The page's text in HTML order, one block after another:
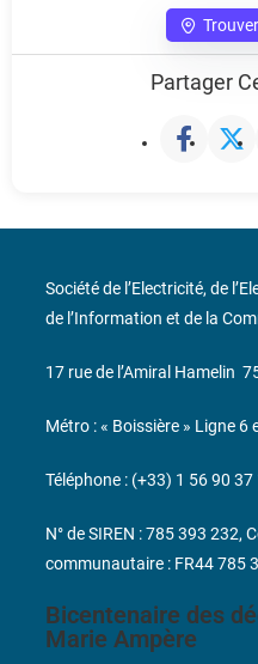
Partager
Bicentenaire des
Marie Ampère
Société de l’Electricité, de
de l’Information et de la
17 rue de l’Amiral Hamelin
Métro : « Boissière » Ligne 6
Téléphone : (+33) 1 56 90 37
N° de SIREN : 785 393 232,
communautaire : FR44 785